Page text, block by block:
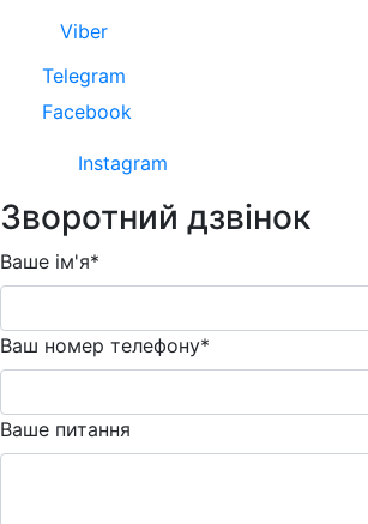
Viber
Telegram
Facebook
Instagram
Зворотний дзвінок
Ваше ім'я*
Ваш номер телефону*
Ваше питання